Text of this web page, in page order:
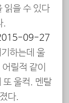
읽을 수 있다
.
09-27
하는데 울
릴적 같이
또 울컥. 멘탈
다.